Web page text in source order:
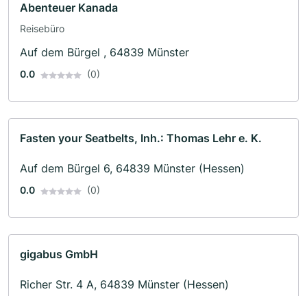
Abenteuer Kanada
Reisebüro
Auf dem Bürgel , 64839 Münster
0.0 (0)
Fasten your Seatbelts, Inh.: Thomas Lehr e. K.
Auf dem Bürgel 6, 64839 Münster (Hessen)
0.0 (0)
gigabus GmbH
Richer Str. 4 A, 64839 Münster (Hessen)